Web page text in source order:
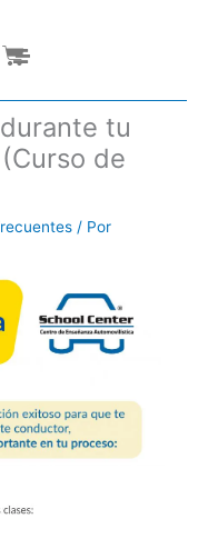
Cart
tu
de
/ Por